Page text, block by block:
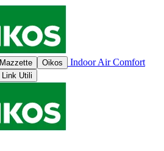
Mazzette Oikos
Indoor Air Comfort
Link Utili